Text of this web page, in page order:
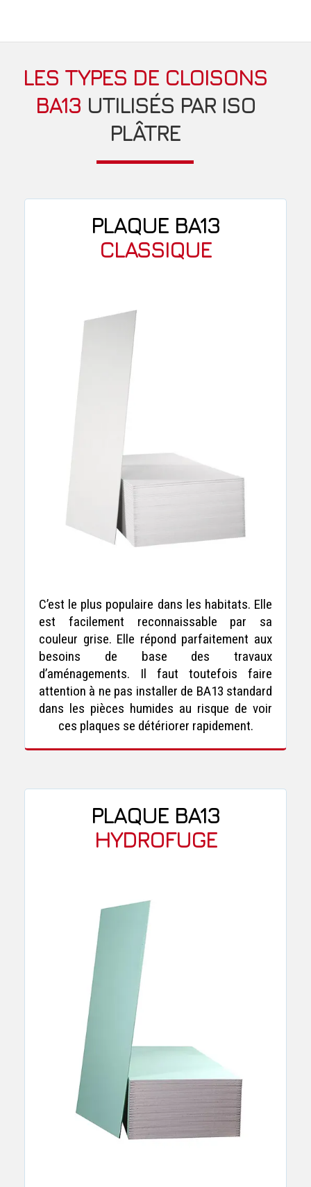
LES TYPES DE CLOISONS
BA13 UTILISÉS PAR ISO
PLÂTRE
PLAQUE BA13
CLASSIQUE
C’est le plus populaire dans les habitats. Elle
est facilement reconnaissable par sa
couleur grise. Elle répond parfaitement aux
besoins de base des travaux
d’aménagements. Il faut toutefois faire
attention à ne pas installer de BA13 standard
dans les pièces humides au risque de voir
ces plaques se détériorer rapidement.
PLAQUE BA13
HYDROFUGE